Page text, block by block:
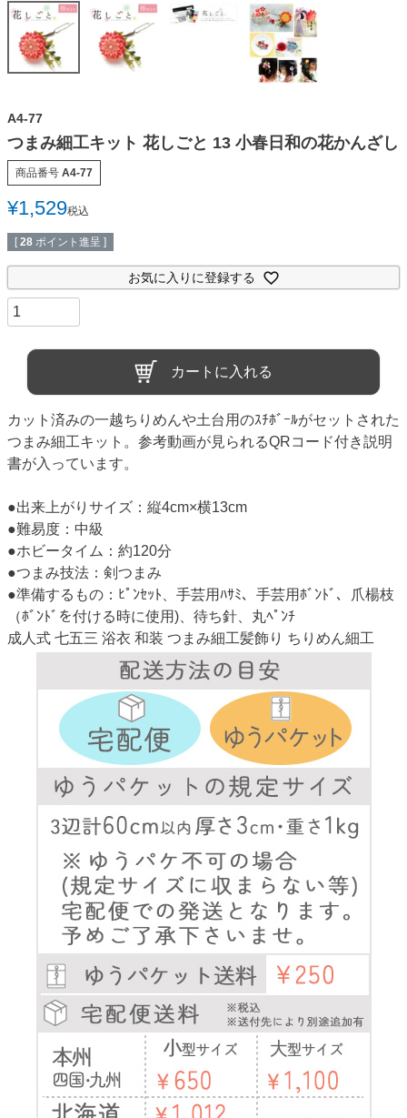
A4-77
つまみ細工キット 花しごと 13 小春日和の花かんざし
商品番号 A4-77
¥1,529税込
[ 28 ポイント進呈 ]
お気に入りに登録する
カートに入れる
カット済みの一越ちりめんや土台用のｽﾁﾎﾞｰﾙがセットされた
つまみ細工キット。参考動画が見られるQRコード付き説明
書が入っています。
●出来上がりサイズ：縦4cm×横13cm
●難易度：中級
●ホビータイム：約120分
●つまみ技法：剣つまみ
●準備するもの：ﾋﾟﾝｾｯﾄ、手芸用ﾊｻﾐ、手芸用ﾎﾞﾝﾄﾞ、爪楊枝
（ﾎﾞﾝﾄﾞを付ける時に使用)、待ち針、丸ﾍﾟﾝﾁ
成人式 七五三 浴衣 和装 つまみ細工髪飾り ちりめん細工